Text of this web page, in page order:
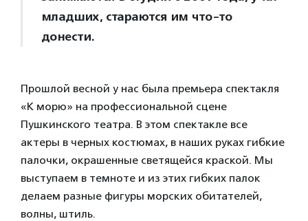
младших, стараются им что-то
донести.
Прошлой весной у нас была премьера спектакля
«К морю» на профессиональной сцене
Пушкинского театра. В этом спектакле все
актеры в черных костюмах, в наших руках гибкие
палочки, окрашенные светящейся краской. Мы
выступаем в темноте и из этих гибких палок
делаем разные фигуры морских обитателей,
волны, штиль.